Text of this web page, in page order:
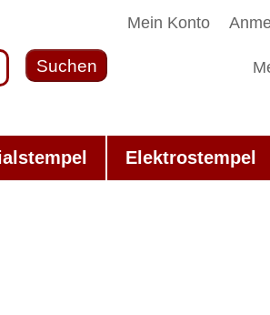
Mein Konto
Suchen
Elektrostempel